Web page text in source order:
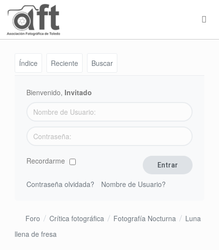
Índice Reciente Buscar
Bienvenido, Invitado
Recordarme
Contraseña olvidada? Nombre de Usuario?
Foro Crítica fotográfica Fotografía Nocturna
Luna
llena de fresa